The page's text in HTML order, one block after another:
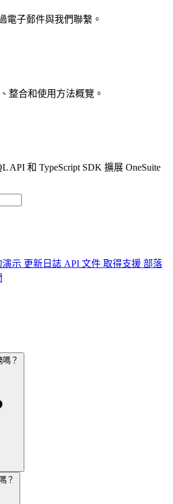
電子郵件與我們聯繫。
整合和使用方法概覽。
API 和 TypeScript SDK 擴展 OneSuite
演示 更新日誌 API 文件 取得支援 部落
？
？